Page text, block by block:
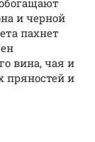
и черной
пахнет
вина, чая и
пряностей и